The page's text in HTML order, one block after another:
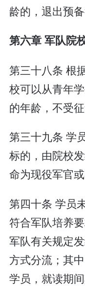
龄的，退出预备
第六章 军队院
第三十八条 根
校可以从青年
的年龄，不受
第三十九条 学
标的，由院校
命为现役军官或
第四十条 学员
符合军队培养
军队有关规定
方式分流；其
学员，就读期